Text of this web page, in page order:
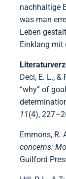
nachhaltige
was man
Leben
Einklang mit
Deci, E. L., &
“why” of
11(4),
Emmons, R.
concerns:
Guilford